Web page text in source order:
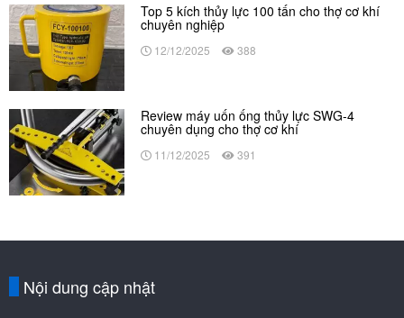
Top 5 kích thủy lực 100 tấn cho thợ cơ khí
chuyên nghiệp
12/12/2025 388
Review máy uốn ống thủy lực SWG-4
chuyên dụng cho thợ cơ khí
11/12/2025 391
Nội dung cập nhật